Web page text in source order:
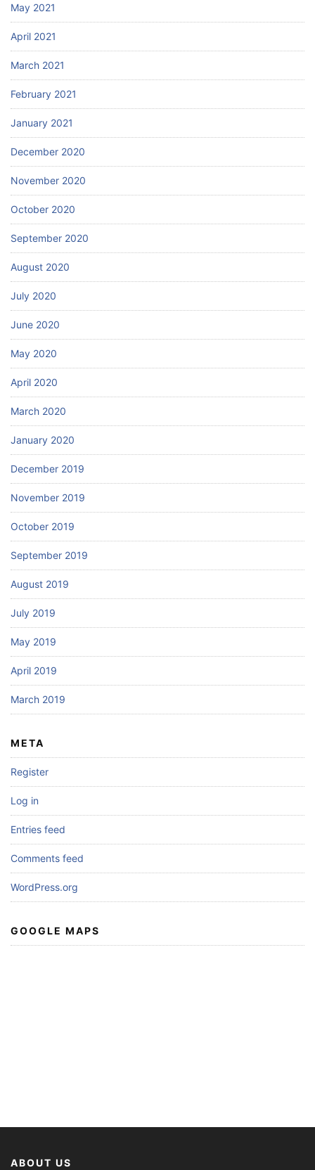
May 2021
April 2021
March 2021
February 2021
January 2021
December 2020
November 2020
October 2020
September 2020
August 2020
July 2020
June 2020
May 2020
April 2020
March 2020
January 2020
December 2019
November 2019
October 2019
September 2019
August 2019
July 2019
May 2019
April 2019
March 2019
META
Register
Log in
Entries feed
Comments feed
WordPress.org
GOOGLE MAPS
ABOUT US